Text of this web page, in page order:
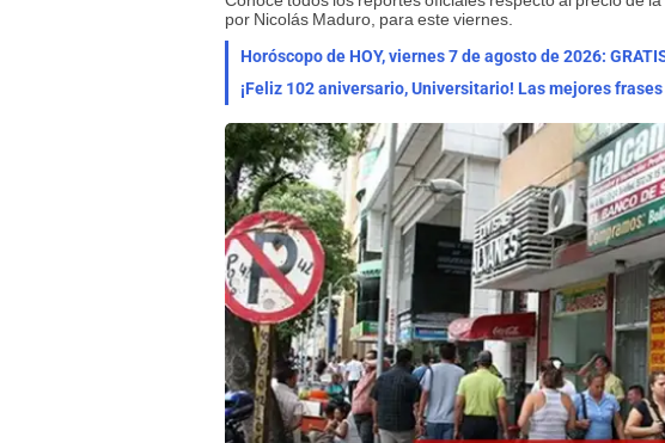
por Nicolás Maduro, para este viernes.
¡Feliz 102 aniversario, Universitario! Las mejores